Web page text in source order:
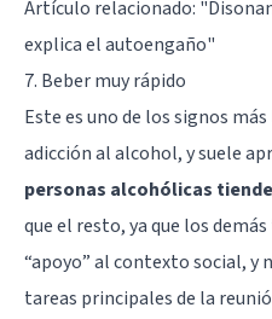
Artículo relacionado: "
explica el autoengaño"
7. Beber muy rápido
Este es uno de los signos
adicción al alcohol, y suele
personas alcohólicas
que el resto, ya que los
“apoyo” al contexto social, y
tareas principales de la